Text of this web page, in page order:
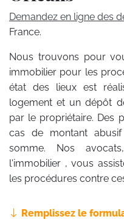
Demandez en ligne des
France.
Nous trouvons pour
immobilier pour les
état des lieux est
logement et un dépôt
par le propriétaire. Des
cas de montant
somme. Nos
l'immobilier , vous
les procédures contre
Remplissez le